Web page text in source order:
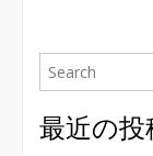
最近の投